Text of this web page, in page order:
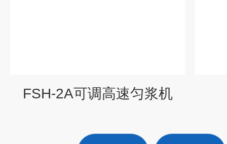
FSH-2A可调高速匀浆机